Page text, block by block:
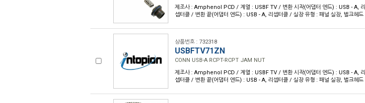
제조사 : Amphenol PCD / 계열 : USBF TV / 변환 시작(어댑터 엔드) : USB - A, 리
셉터클 / 변환 끝(어댑터 엔드) : USB - A, 리셉터클 / 실장 유형 : 패널 실장, 벌크헤드
상품번호 : 732318
USBFTV71ZN
CONN USB-A RCPT-RCPT JAM NUT
제조사 : Amphenol PCD / 계열 : USBF TV / 변환 시작(어댑터 엔드) : USB - A, 리
셉터클 / 변환 끝(어댑터 엔드) : USB - A, 리셉터클 / 실장 유형 : 패널 실장, 벌크헤드